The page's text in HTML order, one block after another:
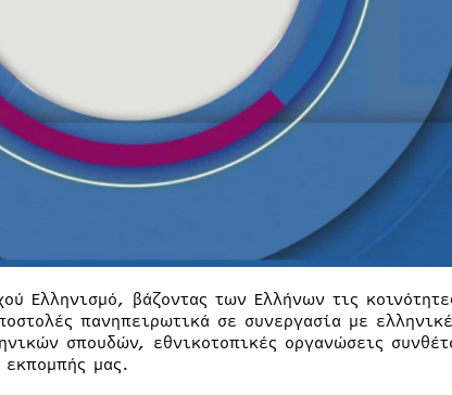
Ελληνισμό, βάζοντας των Ελλήνων τις
πανηπειρωτικά σε συνεργασία με
σπουδών, εθνικοτοπικές οργανώσεις
μας.